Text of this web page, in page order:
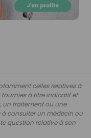
celles relatives à
à titre indicatif et
un traitement ou une
à consulter un médecin ou
question relative à son